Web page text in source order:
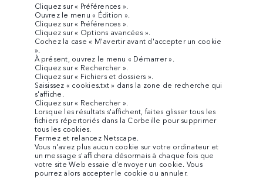
Cliquez sur « Préférences ».
Ouvrez le menu « Édition ».
Cliquez sur « Préférences ».
Cliquez sur « Options avancées ».
Cochez la case « M'avertir avant d'accepter un cookie
».
À présent, ouvrez le menu « Démarrer ».
Cliquez sur « Rechercher ».
Cliquez sur « Fichiers et dossiers ».
Saisissez « cookies.txt » dans la zone de recherche qui
s'affiche.
Cliquez sur « Rechercher ».
Lorsque les résultats s'affichent, faites glisser tous les
fichiers répertoriés dans la Corbeille pour supprimer
tous les cookies.
Fermez et relancez Netscape.
Vous n'avez plus aucun cookie sur votre ordinateur et
un message s'affichera désormais à chaque fois que
votre site Web essaie d'envoyer un cookie. Vous
pourrez alors accepter le cookie ou annuler.